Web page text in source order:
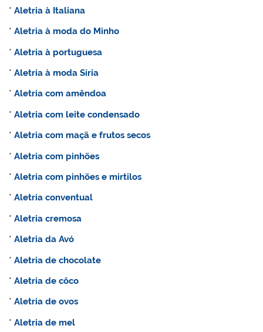
*Aletria à Italiana
*Aletria à moda do Minho
*Aletria à portuguesa
*Aletria à moda Síria
*Aletria com amêndoa
*Aletria com leite condensado
*Aletria com maçã e frutos secos
*Aletria com pinhões
*Aletria com pinhões e mirtilos
*Aletria conventual
*Aletria cremosa
*Aletria da Avó
*Aletria de chocolate
*Aletria de côco
*Aletria de ovos
*Aletria de mel